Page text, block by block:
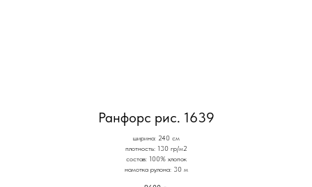
Ранфорс рис. 1639
ширина: 240 см
плотность: 130 гр/м2
состав: 100% хлопок
намотка рулона: 30 м